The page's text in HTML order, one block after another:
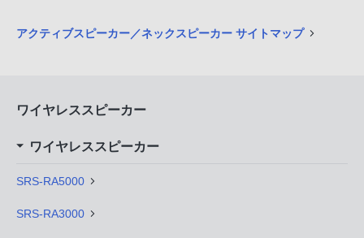
アクティブスピーカー／ネックスピーカー サイトマップ
ワイヤレススピーカー
ワイヤレススピーカー
SRS-RA5000
SRS-RA3000